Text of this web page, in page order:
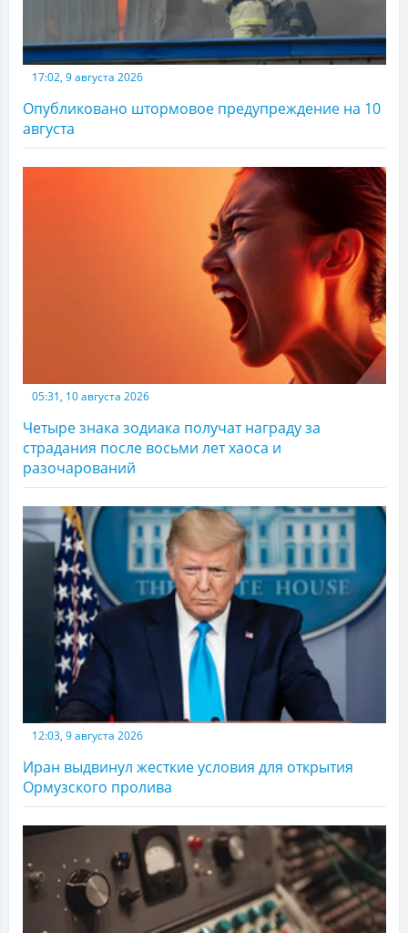
17:02, 9 августа 2026
Опубликовано штормовое предупреждение на 10
августа
05:31, 10 августа 2026
Четыре знака зодиака получат награду за
страдания после восьми лет хаоса и
разочарований
12:03, 9 августа 2026
Иран выдвинул жесткие условия для открытия
Ормузского пролива